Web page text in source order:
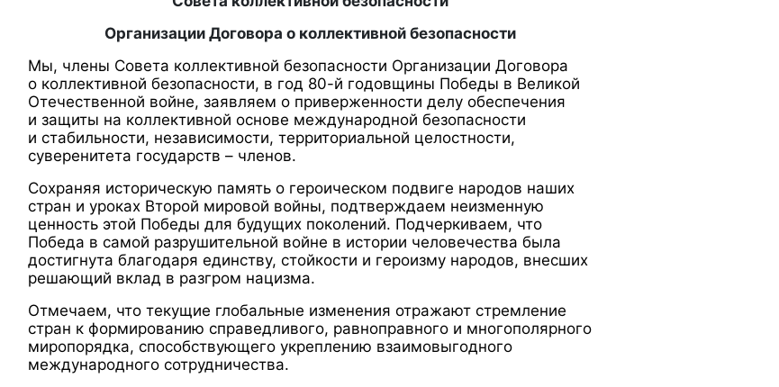
Организации Договора о коллективной безопасности
Мы, члены Совета коллективной безопасности Организации Договора
о коллективной безопасности, в год 80-й годовщины Победы в Великой
Отечественной войне, заявляем о приверженности делу обеспечения
и защиты на коллективной основе международной безопасности
и стабильности, независимости, территориальной целостности,
суверенитета государств – членов.
Сохраняя историческую память о героическом подвиге народов наших
стран и уроках Второй мировой войны, подтверждаем неизменную
ценность этой Победы для будущих поколений. Подчеркиваем, что
Победа в самой разрушительной войне в истории человечества была
достигнута благодаря единству, стойкости и героизму народов, внесших
решающий вклад в разгром нацизма.
Отмечаем, что текущие глобальные изменения отражают стремление
стран к формированию справедливого, равноправного и многополярного
миропорядка, способствующего укреплению взаимовыгодного
международного сотрудничества.